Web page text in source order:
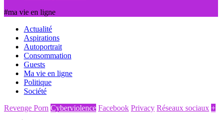
#ma vie en ligne
Actualité
Aspirations
Autoportrait
Consommation
Guests
Ma vie en ligne
Politique
Société
Revenge Porn Cyberviolence Facebook Privacy Réseaux sociaux +